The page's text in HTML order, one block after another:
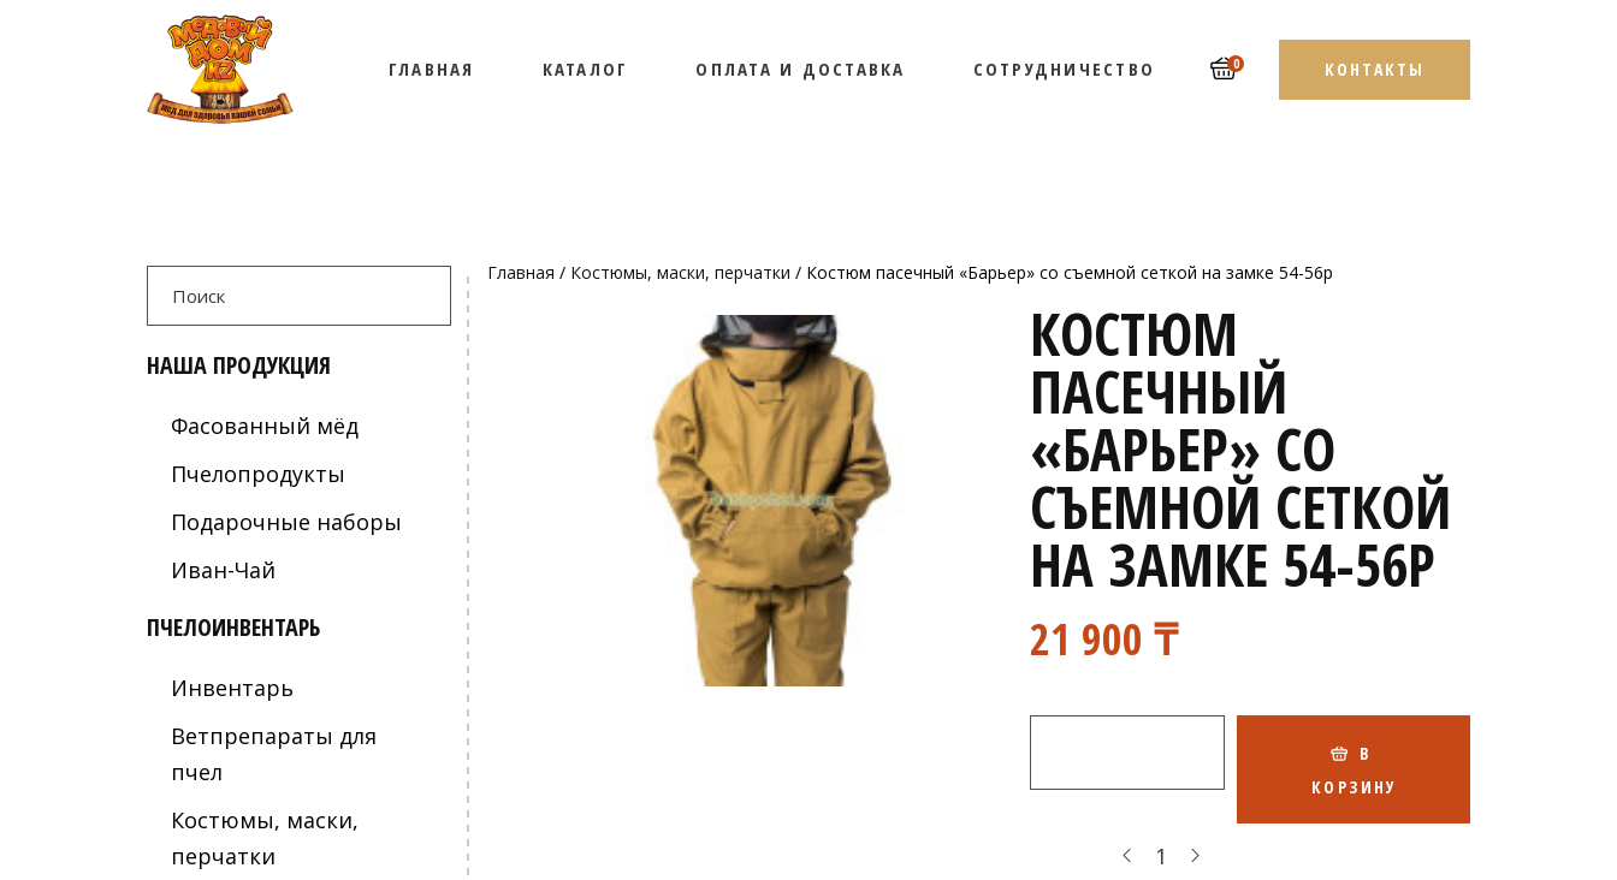
ГЛАВНАЯ
БЛАГОТВОРИТЕЛЬНОСТЬ
КАТАЛОГ ОПЛАТА И ДОСТАВКА СОТРУДНИЧЕСТВО 0 КОНТАКТЫ
О НАС
Главная / Костюмы, маски, перчатки / Костюм пасечный «Барьер» со съемной сеткой на замке 54-56р
КОСТЮМ
ПАСЕЧНЫЙ
«БАРЬЕР» СО
СЪЕМНОЙ СЕТКОЙ
НА ЗАМКЕ 54-56Р
21 900 ₸
В
КОРЗИНУ
Search
for:
НАША ПРОДУКЦИЯ
Фасованный мёд
Пчелопродукты
Подарочные наборы
Иван-Чай
ПЧЕЛОИНВЕНТАРЬ
Инвентарь
Ветпрепараты для
пчел
Костюмы, маски,
перчатки